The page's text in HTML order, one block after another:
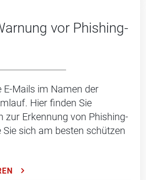
vor Phishing-
E-Mails im Namen der
Hier finden Sie
zur Erkennung von Phishing-
Sie sich am besten schützen